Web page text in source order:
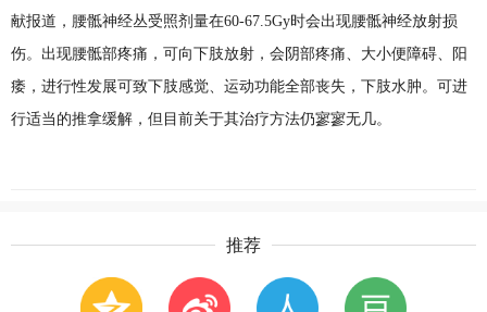
献报道，腰骶神经丛受照剂量在60-67.5Gy时会出现腰骶神经放射损
伤。出现腰骶部疼痛，可向下肢放射，会阴部疼痛、大小便障碍、阳
痿，进行性发展可致下肢感觉、运动功能全部丧失，下肢水肿。可进
行适当的推拿缓解，但目前关于其治疗方法仍寥寥无几。
推荐